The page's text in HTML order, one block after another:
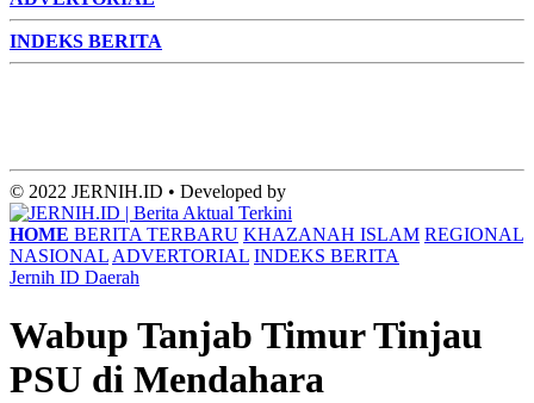
INDEKS BERITA
© 2022 JERNIH.ID • Developed by
HOME BERITA TERBARU KHAZANAH ISLAM REGIONAL
NASIONAL ADVERTORIAL INDEKS BERITA
Jernih ID Daerah
Wabup Tanjab Timur Tinjau
PSU di Mendahara